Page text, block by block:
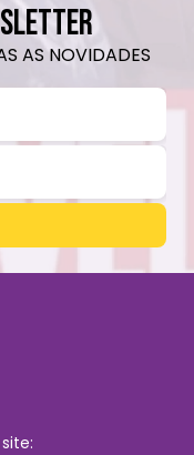
AS NOVIDADES